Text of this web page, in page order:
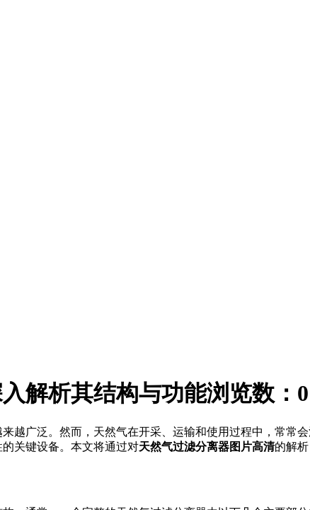
解析其结构与功能浏览数： 0
越广泛。然而，天然气在开采、运输和使用过程中，常常
关键设备。本文将通过对天然气过滤分离器图片高清的解